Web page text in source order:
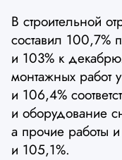
В строительной
составил
и 103% к
монтажных работ
и 106,4%
и оборудование
а прочие работы
и 105,1%.